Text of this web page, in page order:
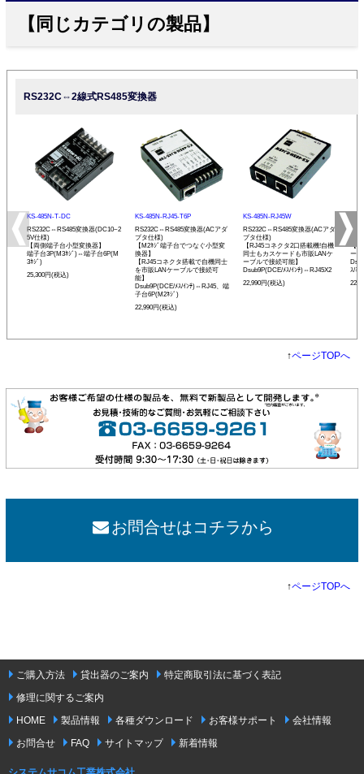
【同じカテゴリの製品】
RS232C⇔2線式RS485変換器
KS-485N-T-DC
RS232C⇔RS485変換器(DC10~2
5V仕様)
【両側端子台小型変換器】
端子台3P(M3ﾈｼﾞ)⇔端子台6P(M
3ﾈｼﾞ)
25,300円(税込)
KS-485N-RJ45-T6P
RS232C⇔RS485変換器(ACアダ
プタ仕様)
【M2ﾈｼﾞ端子台でつなぐ小型変
換器】
【RJ45コネクタ搭載で自機同士
を市販LANケーブルで接続可
能】
Dsub9P(DCE/ﾒｽ/ｲﾝﾁ)⇔RJ45、端
子台6P(M2ﾈｼﾞ)
22,990円(税込)
KS-485N-RJ45W
RS232C⇔RS485変換器(ACアダ
プタ仕様)
【RJ45コネクタ2口搭載機!自機
同士もカスケードも市販LANケ
ーブルで接続可能】
Dsub9P(DCE/ﾒｽ/ｲﾝﾁ)⇔RJ45X2
22,990円(税込)
【
ー
ｽ/ﾐﾘ)
↑ページTOPへ
お問合せはコチラから
↑ページTOPへ
ご購入方法 貸出器のご案内
特定商取引法に基づく表記
修理に関するご案内
HOME
製品情報 各種ダウンロード お客様サポート
会社情報
お問合せ
FAQ サイトマップ 新着情報